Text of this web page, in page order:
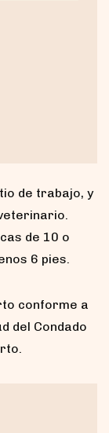
de trabajo, y
de 10 o
6 pies.
conforme a
del Condado